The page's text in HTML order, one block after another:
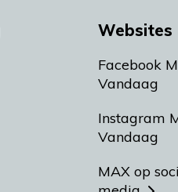
Websites
Facebook
Vandaag
Instagram
Vandaag
MAX op